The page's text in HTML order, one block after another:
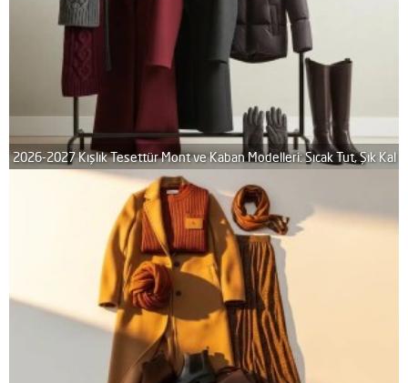
2026-2027 Kışlık Tesettür Mont ve Kaban Modelleri: Sıcak Tut, Şık Kal